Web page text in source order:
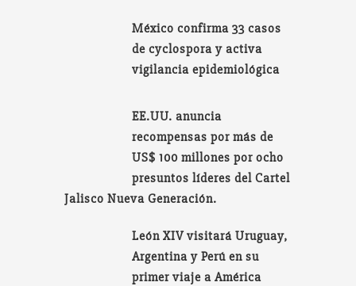
México confirma 33 casos
de cyclospora y activa
vigilancia epidemiológica
EE.UU. anuncia
recompensas por más de
US$ 100 millones por ocho
presuntos líderes del Cartel
Jalisco Nueva Generación.
León XIV visitará Uruguay,
Argentina y Perú en su
primer viaje a América